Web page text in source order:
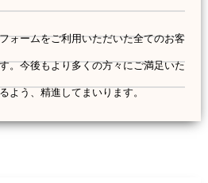
ォームをご利用いただいた全てのお客
。今後もより多くの方々にご満足いた
よう、精進してまいります。